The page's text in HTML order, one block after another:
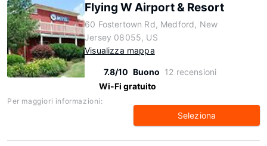
Flying W Airport & Resort
60 Fostertown Rd, Medford, New
Jersey 08055, US
Visualizza mappa
7.8/10 Buono 12 recensioni
Wi-Fi gratuito
Per maggiori informazioni:
Seleziona